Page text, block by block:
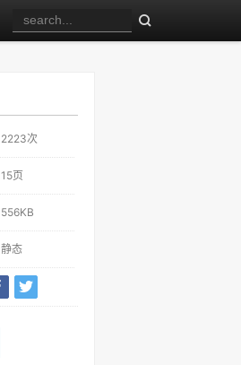
2223次
15页
556KB
静态